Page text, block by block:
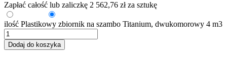
Zapłać całość lub zaliczkę 2 562,76 zł za sztukę
ilość Plastikowy zbiornik na szambo Titanium, dwukomorowy 4 m3
Dodaj do koszyka